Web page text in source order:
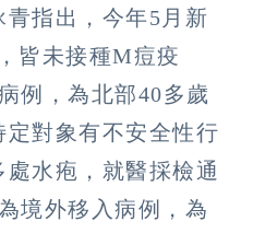
指出，今年5月新
皆未接種M痘疫
例，為北部40多歲
對象有不安全性行
水疱，就醫採檢通
境外移入病例，為